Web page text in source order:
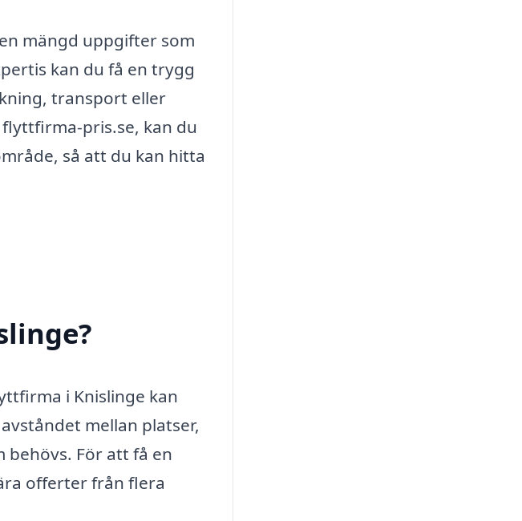
mängd uppgifter som
kan du få en trygg
transport eller
pris.se, kan du
så att du kan hitta
i Knislinge kan
mellan platser,
För att få en
offerter från flera